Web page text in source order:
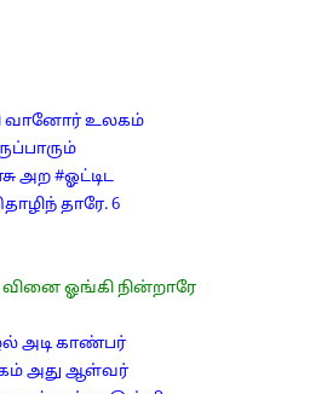
வானோர் உலகம்
அற #ஓட்டிட
தாரே. 6
வினை ஓங்கி நின்றாரே
அடி காண்பர்
அது ஆள்வர்